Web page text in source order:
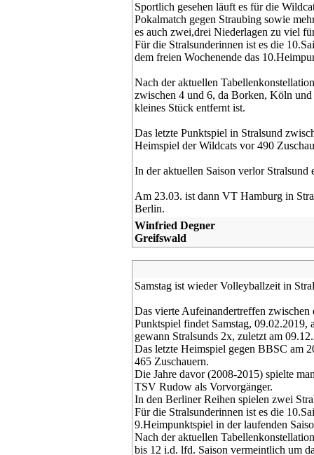
Sportlich gesehen läuft es für die
Pokalmatch gegen Straubing sowie
es auch zwei,drei Niederlagen zu viel
Für die Stralsunderinnen ist es die
dem freien Wochenende das
Nach der aktuellen
zwischen 4 und 6, da Borken, Köln
kleines Stück entfernt ist.
Das letzte Punktspiel in Stralsund
Heimspiel der Wildcats vor 490
In der aktuellen Saison verlor
Am 23.03. ist dann VT Hamburg in
Berlin.
Winfried Degner
Greifswald
Samstag ist wieder Volleyballzeit in
Das vierte Aufeinandertreffen
Punktspiel findet Samstag,
gewann Stralsunds 2x, zuletzt am
Das letzte Heimspiel gegen BBSC am
465 Zuschauern.
Die Jahre davor (2008-2015) spielte
TSV Rudow als Vorvorgänger.
In den Berliner Reihen spielen zwei
Für die Stralsunderinnen ist es die
9.Heimpunktspiel in der laufenden
Nach der aktuellen
bis 12 i.d. lfd. Saison vermeintlich um